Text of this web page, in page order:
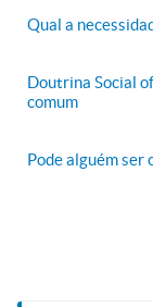
Qual a
Doutrina Social
comum
Pode alguém ser